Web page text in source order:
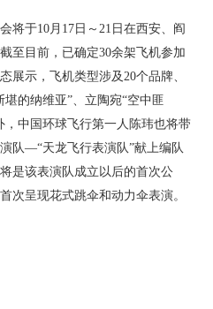
于10月17日～21日在西安、阎
至目前，已确定30余架飞机参加
展示，飞机类型涉及20个品牌、
的纳维亚”、立陶宛“空中匪
，中国环球飞行第一人陈玮也将带
队—“天龙飞行表演队”献上编队
是该表演队成立以后的首次公
次呈现花式跳伞和动力伞表演。